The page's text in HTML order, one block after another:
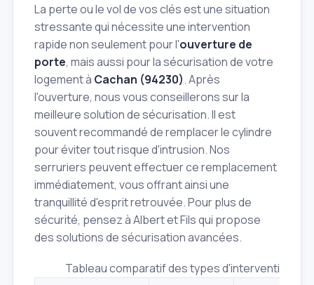
La perte ou le vol de vos clés est une situation
stressante qui nécessite une intervention
rapide non seulement pour l'ouverture de
porte, mais aussi pour la sécurisation de votre
logement à Cachan (94230). Après
l'ouverture, nous vous conseillerons sur la
meilleure solution de sécurisation. Il est
souvent recommandé de remplacer le cylindre
pour éviter tout risque d'intrusion. Nos
serruriers peuvent effectuer ce remplacement
immédiatement, vous offrant ainsi une
tranquillité d'esprit retrouvée. Pour plus de
sécurité, pensez à Albert et Fils qui propose
des solutions de sécurisation avancées.
Tableau comparatif des types d'intervention